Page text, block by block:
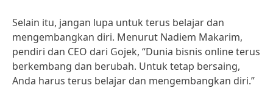
Selain itu, jangan lupa untuk terus belajar dan
mengembangkan diri. Menurut Nadiem Makarim,
pendiri dan CEO dari Gojek, “Dunia bisnis online terus
berkembang dan berubah. Untuk tetap bersaing,
Anda harus terus belajar dan mengembangkan diri.”